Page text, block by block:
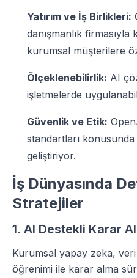
Yatırım ve İş Birlikleri:
danışmanlık
kurumsal müşterilere
Ölçeklenebilirlik: AI
işletmelerde
Güvenlik ve Etik:
standartları
geliştiriyor.
İş Dünyasında
Stratejiler
1. AI Destekli Karar
Kurumsal yapay zeka,
öğrenimi ile karar alma